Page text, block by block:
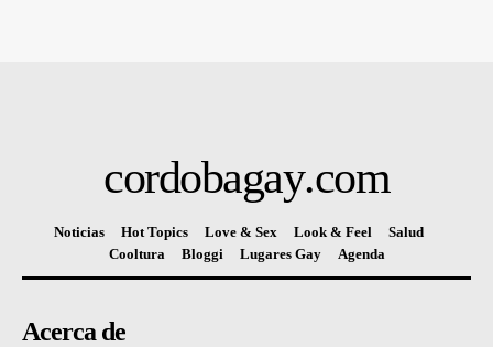
cordobagay.com
Noticias Hot Topics Love & Sex Look & Feel
Salud
Cooltura
Bloggi Lugares Gay Agenda
Acerca de